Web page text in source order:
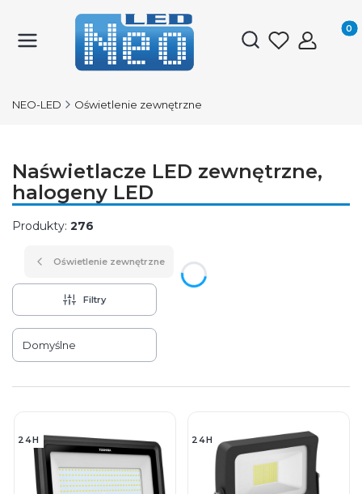
Otwórz
NEO-LED Oświetlenie zewnętrzne
Naświetlacze LED zewnętrzne,
halogeny LED
Produkty: 276
Oświetlenie zewnętrzne
Filtry
Lista produktów
Domyślne
24H 24H